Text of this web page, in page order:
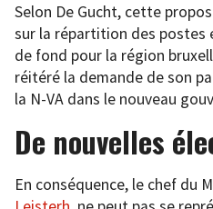
Selon De Gucht, cette
sur la répartition des postes
de fond pour la région
réitéré la demande de son
la N-VA dans le nouveau
De nouvelles
En conséquence, le chef du